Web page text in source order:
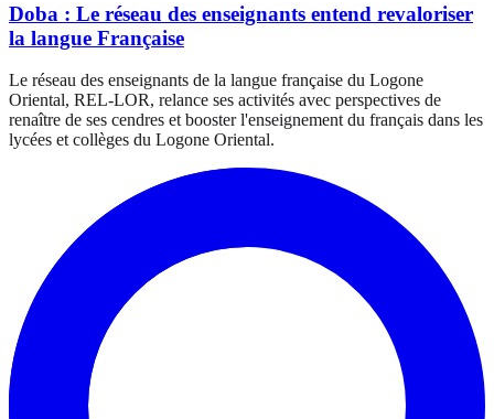
Doba : Le réseau des enseignants entend revaloriser
la langue Française
Le réseau des enseignants de la langue française du Logone
Oriental, REL-LOR, relance ses activités avec perspectives de
renaître de ses cendres et booster l'enseignement du français dans les
lycées et collèges du Logone Oriental.